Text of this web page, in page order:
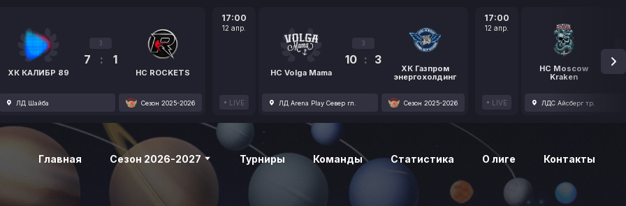
ХК КАЛИБР 89
3
7 : 1
HC ROCKETS
ЛД Шайба Сезон 2025-2026
17:00
12 апр.
LIVE
HC Volga Mama
3
10 : 3
ХК Газпром
энергохолдинг
ЛД Arena Play Север гл. Сезон 2025-2026
17:00
12 апр.
LIVE
HC Moscow
Kraken
1
ЛДС Айсберг тр.
Главная Сезон 2026-2027 Турниры Команды Статистика О лиге Контакты